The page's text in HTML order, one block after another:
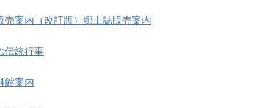
売案内（改訂版）郷土誌販売案内
伝統行事
館案内